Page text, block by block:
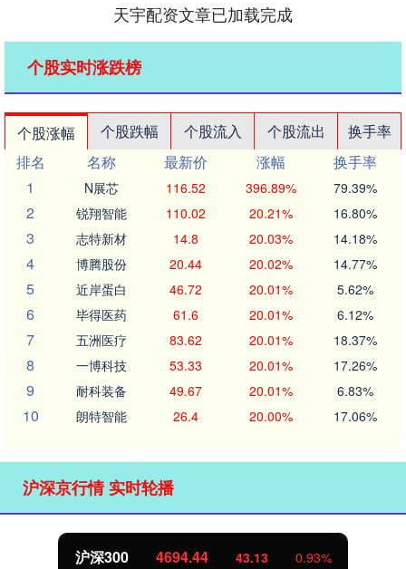
天宇配资文章已加载完成
个股实时涨跌榜
个股涨幅 个股跌幅 个股流入 个股流出
换手率
排名
名称 最新价 涨幅
换手率
1
N展芯 116.52 396.89% 79.39%
2 锐翔智能 110.02 20.21% 16.80%
3 志特新材 14.8 20.03% 14.18%
4 博腾股份 20.44 20.02% 14.77%
5 近岸蛋白 46.72 20.01% 5.62%
6 毕得医药 61.6 20.01% 6.12%
7 五洲医疗 83.62 20.01% 18.37%
8 一博科技 53.33 20.01% 17.26%
9 耐科装备 49.67 20.01% 6.83%
10 朗特智能 26.4 20.00% 17.06%
沪深京行情 实时轮播
沪深300 4694.44 43.13 0.93%